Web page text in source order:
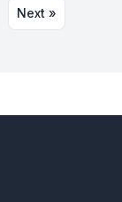
Next »